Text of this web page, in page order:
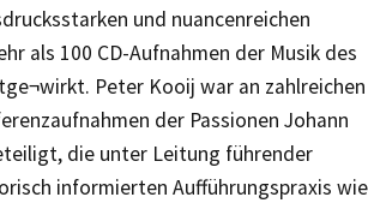
und nuancenreichen
als 100 CD-Aufnahmen der Musik des
Peter Kooij war an zahlreichen
der Passionen Johann
die unter Leitung führender
informierten Aufführungspraxis wie